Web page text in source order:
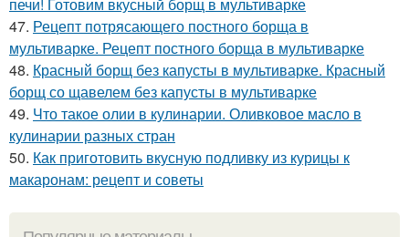
47. Рецепт потрясающего постного борща в
мультиварке. Рецепт постного борща в мультиварке
48. Красный борщ без капусты в мультиварке. Красный
борщ со щавелем без капусты в мультиварке
49. Что такое олии в кулинарии. Оливковое масло в
кулинарии разных стран
50. Как приготовить вкусную подливку из курицы к
макаронам: рецепт и советы